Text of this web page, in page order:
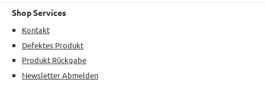
Shop Services
Kontakt
Defektes Produkt
Produkt Rückgabe
Newsletter Abmelden